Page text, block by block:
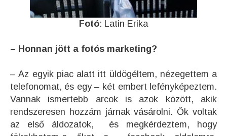
Fotó: Latin Erika
– Honnan jött a fotós marketing?
– Az egyik piac alatt itt üldögéltem, nézegettem a
telefonomat, és egy – két embert lefényképeztem.
Vannak ismertebb arcok is azok között, akik
rendszeresen hozzám járnak vásárolni. Ők voltak
az első áldozatok, és megkérdeztem, hogy